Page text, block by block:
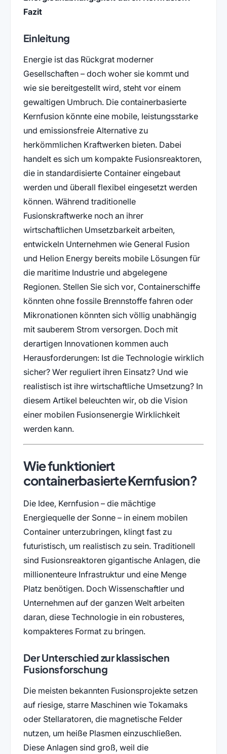
Fazit
Einleitung
Energie ist das Rückgrat moderner
Gesellschaften – doch woher sie kommt und
wie sie bereitgestellt wird, steht vor einem
gewaltigen Umbruch. Die containerbasierte
Kernfusion könnte eine mobile, leistungsstarke
und emissionsfreie Alternative zu
herkömmlichen Kraftwerken bieten. Dabei
handelt es sich um kompakte Fusionsreaktoren,
die in standardisierte Container eingebaut
werden und überall flexibel eingesetzt werden
können. Während traditionelle
Fusionskraftwerke noch an ihrer
wirtschaftlichen Umsetzbarkeit arbeiten,
entwickeln Unternehmen wie General Fusion
und Helion Energy bereits mobile Lösungen für
die maritime Industrie und abgelegene
Regionen. Stellen Sie sich vor, Containerschiffe
könnten ohne fossile Brennstoffe fahren oder
Mikronationen könnten sich völlig unabhängig
mit sauberem Strom versorgen. Doch mit
derartigen Innovationen kommen auch
Herausforderungen: Ist die Technologie wirklich
sicher? Wer reguliert ihren Einsatz? Und wie
realistisch ist ihre wirtschaftliche Umsetzung? In
diesem Artikel beleuchten wir, ob die Vision
einer mobilen Fusionsenergie Wirklichkeit
werden kann.
Wie funktioniert
containerbasierte Kernfusion?
Die Idee, Kernfusion – die mächtige
Energiequelle der Sonne – in einem mobilen
Container unterzubringen, klingt fast zu
futuristisch, um realistisch zu sein. Traditionell
sind Fusionsreaktoren gigantische Anlagen, die
millionenteure Infrastruktur und eine Menge
Platz benötigen. Doch Wissenschaftler und
Unternehmen auf der ganzen Welt arbeiten
daran, diese Technologie in ein robusteres,
kompakteres Format zu bringen.
Der Unterschied zur klassischen
Fusionsforschung
Die meisten bekannten Fusionsprojekte setzen
auf riesige, starre Maschinen wie Tokamaks
oder Stellaratoren, die magnetische Felder
nutzen, um heiße Plasmen einzuschließen.
Diese Anlagen sind groß, weil die